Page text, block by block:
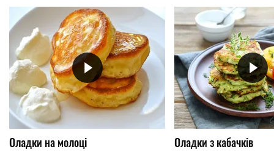
Оладки на молоці Оладки з кабачків